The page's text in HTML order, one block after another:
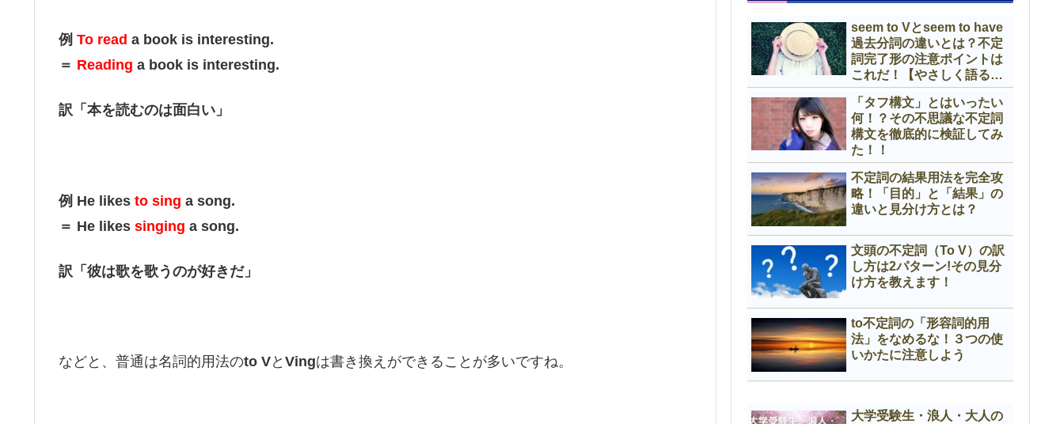
例 To read a book is interesting.
＝ Reading a book is interesting.
訳「本を読むのは面白い」
例 He likes to sing a song.
＝ He likes singing a song.
訳「彼は歌を歌うのが好きだ」
などと、普通は名詞的用法のto Vと Vingは書き換えができることが多いですね。
seem to Vとseem to have
過去分詞の違いとは？不定
詞完了形の注意ポイントは
これだ！【やさしく語る英
文法】
「タフ構文」とはいったい
何！？その不思議な不定詞
構文を徹底的に検証してみ
た！！
不定詞の結果用法を完全攻
略！「目的」と「結果」の
違いと見分け方とは？
文頭の不定詞（To V）の訳
し方は2パターン!その見分
け方を教えます！
to不定詞の「形容詞的用
法」をなめるな！３つの使
いかたに注意しよう
大学受験生・浪人・大人の